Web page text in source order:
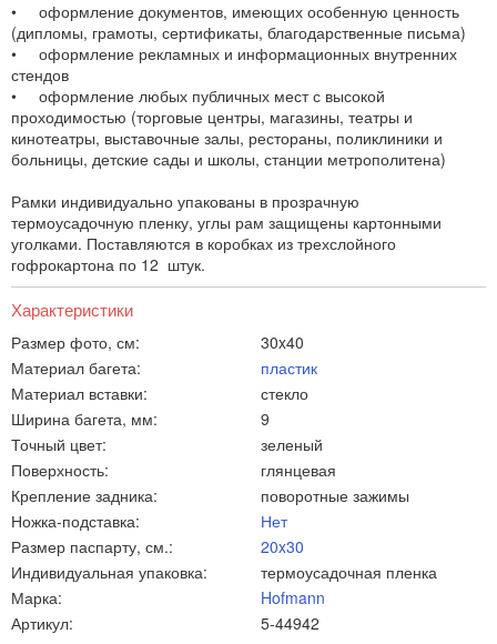
• оформление документов, имеющих особенную ценность
(дипломы, грамоты, сертификаты, благодарственные письма)
• оформление рекламных и информационных внутренних
стендов
• оформление любых публичных мест с высокой
проходимостью (торговые центры, магазины, театры и
кинотеатры, выставочные залы, рестораны, поликлиники и
больницы, детские сады и школы, станции метрополитена)
Рамки индивидуально упакованы в прозрачную
термоусадочную пленку, углы рам защищены картонными
уголками. Поставляются в коробках из трехслойного
гофрокартона по 12 штук.
Характеристики
Размер фото, см:
30x40
Материал багета:
пластик
Материал вставки:
стекло
Ширина багета, мм:
9
Точный цвет:
зеленый
Поверхность:
глянцевая
Крепление задника:
поворотные зажимы
Ножка-подставка:
Нет
Размер паспарту, см.:
20x30
Индивидуальная упаковка:
термоусадочная пленка
Марка:
Hofmann
Артикул:
5-44942